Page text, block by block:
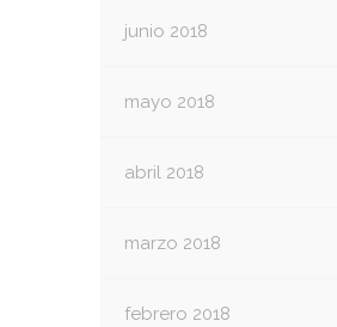
junio 2018
mayo 2018
abril 2018
marzo 2018
febrero 2018